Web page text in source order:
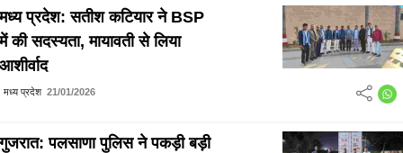
मध्य प्रदेश: सतीश कटियार ने BSP
में की सदस्यता, मायावती से लिया
आशीर्वाद
मध्य प्रदेश 21/01/2026
गुजरात: पलसाणा पुलिस ने पकड़ी बड़ी